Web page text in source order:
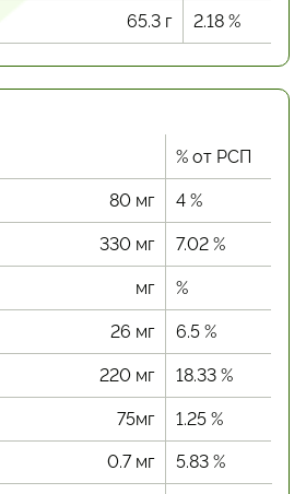
65.3 г 2.18 %
% от РСП
80 мг 4 %
330 мг 7.02 %
мг %
26 мг 6.5 %
220 мг 18.33 %
75мг 1.25 %
0.7 мг 5.83 %